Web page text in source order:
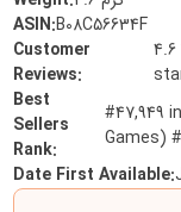
ASIN:B08C56634F
Customer
Reviews:
Best
Sellers
Rank:
#47,949
Games)
Date First Available: